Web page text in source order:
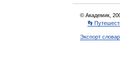
© Академик,
👣
Экспорт